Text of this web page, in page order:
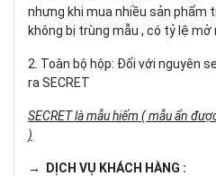
nhưng khi mua nhiều sản phẩm
không bị trùng mẫu , có tỷ lệ mở
2. Toàn bộ hộp: Đối với nguyên
ra SECRET
SECRET là mẫu hiếm ( mẫu ẩn
)
→ DỊCH VỤ KHÁCH HÀNG :